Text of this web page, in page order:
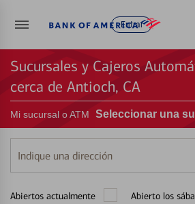
Entrar
Sucursales y Cajeros
cerca de Antioch, CA
Mi sucursal o ATM Seleccionar una
Indique
una
Abiertos actualmente Abierto los